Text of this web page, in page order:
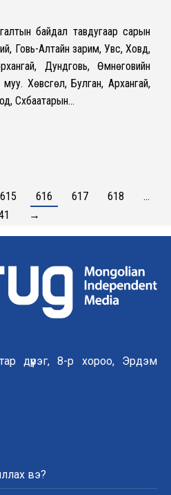
байдал тавдугаар сарын
Говь-Алтайн зарим, Увс, Ховд,
Дундговь, Өмнөговийн
Хөвсгөл, Булган, Архангай,
Сүхбаатарын…
615 616 617 618
…
→
дүүрэг, 8-р хороо, Эрдэм
вэ?